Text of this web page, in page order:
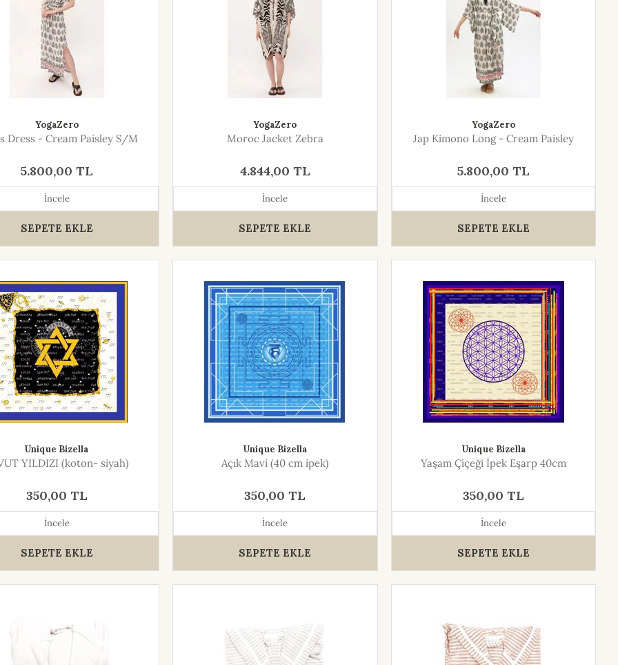
YogaZero
Dress - Cream Paisley S/M
5.800,00 TL
İncele
SEPETE EKLE
YogaZero
Moroc Jacket Zebra
4.844,00 TL
İncele
SEPETE EKLE
YogaZero
Jap Kimono Long - Cream Paisley
5.800,00 TL
İncele
SEPETE EKLE
Unique Bizella
YILDIZI (koton- siyah)
350,00 TL
İncele
SEPETE EKLE
Unique Bizella
Açık Mavi (40 cm ipek)
350,00 TL
İncele
SEPETE EKLE
Unique Bizella
Yaşam Çiçeği İpek Eşarp 40cm
350,00 TL
İncele
SEPETE EKLE